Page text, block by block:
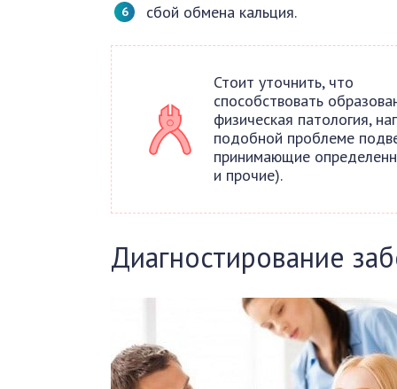
сбой обмена кальция.
Стоит уточнить, что
способствовать
физическая патология,
подобной проблеме
принимающие
и прочие).
Диагностирование